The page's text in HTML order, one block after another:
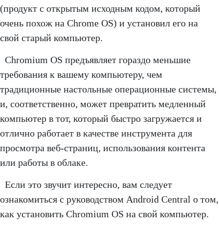
(продукт с открытым исходным кодом, который
очень похож на Chrome OS) и установил его на
свой старый компьютер.
Chromium OS предъявляет гораздо меньшие
требования к вашему компьютеру, чем
традиционные настольные операционные системы,
и, соответственно, может превратить медленный
компьютер в тот, который быстро загружается и
отлично работает в качестве инструмента для
просмотра веб-страниц, использования контента
или работы в облаке.
Если это звучит интересно, вам следует
ознакомиться с руководством Android Central о том,
как установить Chromium OS на свой компьютер.